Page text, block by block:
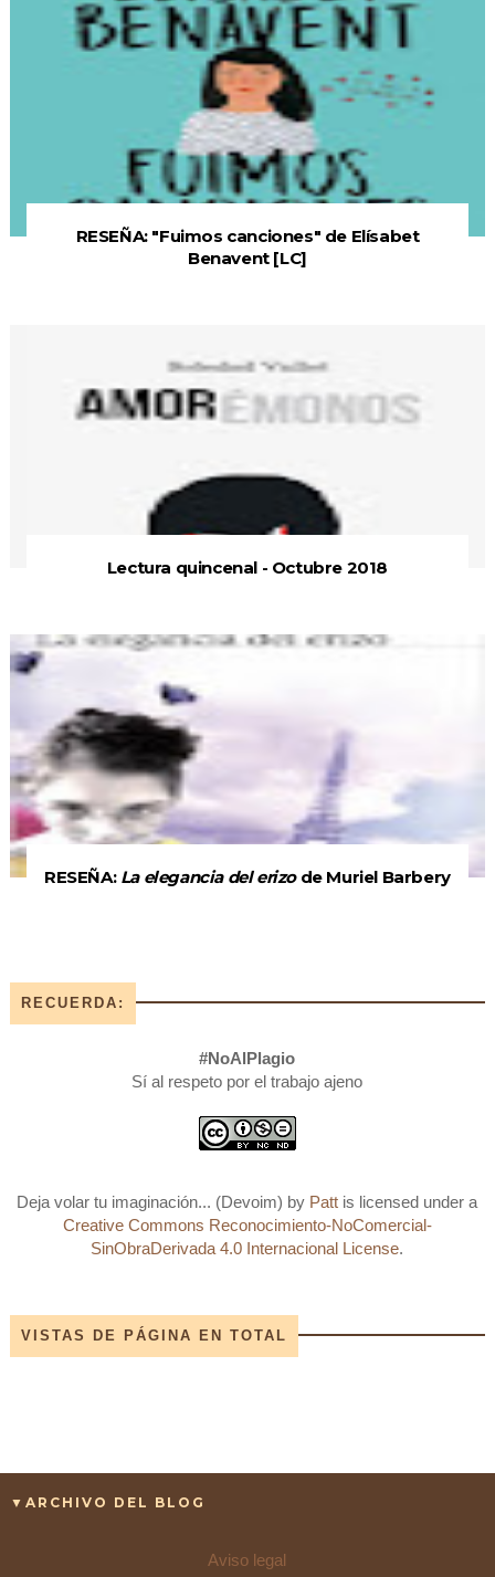
RESEÑA: "Fuimos canciones" de Elísabet
Benavent [LC]
Lectura quincenal - Octubre 2018
RESEÑA: La elegancia del erizode Muriel Barbery
RECUERDA:
#NoAlPlagio
Sí al respeto por el trabajo ajeno
Deja volar tu imaginación... (Devoim) by Patt is licensed under a
Creative Commons Reconocimiento-NoComercial-
SinObraDerivada 4.0 Internacional License.
VISTAS DE PÁGINA EN TOTAL
▼ARCHIVO DEL BLOG
Aviso legal